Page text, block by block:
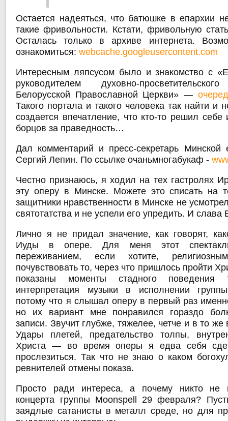
Остается надеяться, что батюшке в епархии
такие фривольности. Кстати, фривольную
Осталась только в архиве интернета.
ознакомиться:webcache.googleusercontent.com
Интересным ляпсусом было и знакомство с
руководителем духовно-
Белорусской Православной Церкви» —
Такого портала и такого человека так найти и
создается впечатление, что кто-то решил
борцов за праведность…
Дал комментарий и пресс-секретарь
Сергий Лепин. По ссылке очаньмногабукаф -
Честно признаюсь, я ходил на тех гастролях
эту оперу в Минске. Можете это списать на
защитники нравственности в Минске не
святотатства и не успели его упредить. И слава
Лично я не придал значение, как говорят,
Иуды в опере. Для меня этот
переживанием, если хотите,
почувствовать то, через что пришлось пройти
показаны моменты стадного поведения
интерпретация музыки в исполнении
потому что я слышал оперу в первый раз
но их вариант мне понравился гораздо
записи. Звучит глубже, тяжелее, четче и в то
Удары плетей, предательство толпы,
Христа — во время оперы я едва себя
прослезиться. Так что не знаю о каком
ревнителей отмены показа.
Просто ради интереса, а почему никто не
концерта группы Moonspell 29 февраля?
заядлые сатанисты в металл среде, но для